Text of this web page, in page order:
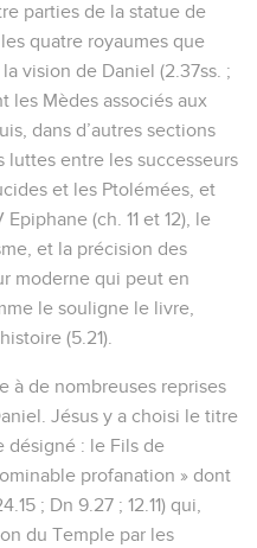
parties de la statue de
quatre royaumes que
vision de Daniel (2.37ss. ;
les Mèdes associés aux
dans d’autres sections
entre les successeurs
et les Ptolémées, et
(ch. 11 et 12), le
et la précision des
moderne qui peut en
le souligne le livre,
(5.21).
à de nombreuses reprises
Jésus y a choisi le titre
désigné : le Fils de
profanation » dont
; Dn 9.27 ; 12.11) qui,
du Temple par les